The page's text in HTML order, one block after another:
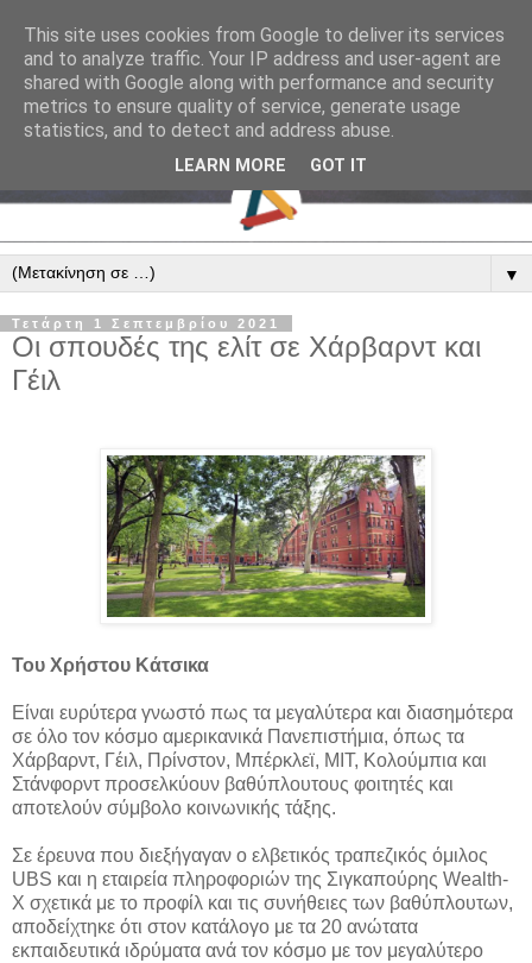
▼
Τετάρτη 1 Σεπτεμβρίου 2021
Οι σπουδές της ελίτ σε Χάρβαρντ και
Γέιλ
Του Χρήστου Κάτσικα
Είναι ευρύτερα γνωστό πως τα μεγαλύτερα και διασημότερα
σε όλο τον κόσμο αμερικανικά Πανεπιστήμια, όπως τα
Χάρβαρντ, Γέιλ, Πρίνστον, Μπέρκλεϊ, ΜΙΤ, Κολούμπια και
Στάνφορντ προσελκύουν βαθύπλουτους φοιτητές και
αποτελούν σύμβολο κοινωνικής τάξης.
Σε έρευνα που διεξήγαγαν ο ελβετικός τραπεζικός όμιλος
UBS και η εταιρεία πληροφοριών της Σιγκαπούρης Wealth-
X σχετικά με το προφίλ και τις συνήθειες των βαθύπλουτων,
αποδείχτηκε ότι στον κατάλογο με τα 20 ανώτατα
εκπαιδευτικά ιδρύματα ανά τον κόσμο με τον μεγαλύτερο
This site uses cookies from Google to deliver its services
and to analyze traffic. Your IP address and user-agent are
shared with Google along with performance and security
metrics to ensure quality of service, generate usage
statistics, and to detect and address abuse.
LEARN MORE GOT IT